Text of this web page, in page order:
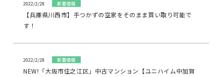
2022/2/28 新着情報
【兵庫県川西市】手つかずの空家をそのまま買い取り可能で
す！
2022/2/28 新着情報
NEW!「大阪市住之江区」中古マンション【ユニハイム中加賀